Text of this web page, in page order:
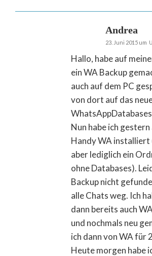
Andrea
23. Juni 2015 um
Hallo, habe auf
ein WA Backup
auch auf dem PC
von dort auf das
Nun habe ich
Handy WA installiert
aber lediglich ein
ohne Databases).
Backup nicht
alle Chats weg. Ich
dann bereits auch
und nochmals neu
ich dann von WA für
Heute morgen habe